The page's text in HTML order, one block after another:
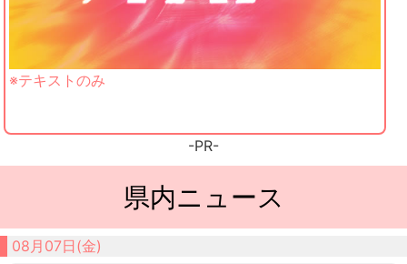
※テキストのみ
-PR-
県内ニュース
08月07日(金)